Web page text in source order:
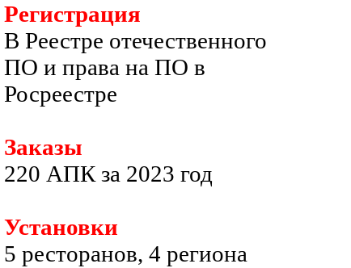
Регистрация
В Реестре отечественного
ПО и права на ПО в
Росреестре
Заказы
220 АПК за 2023 год
Установки
5 ресторанов, 4 региона